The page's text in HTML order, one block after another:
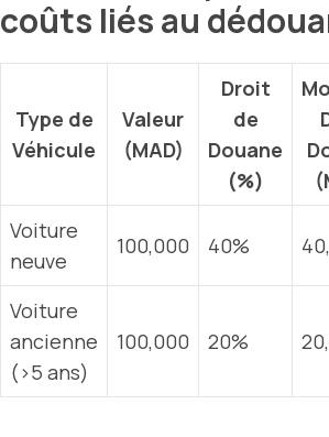
coûts liés au
Type de
Véhicule
Valeur
(MAD)
Droit
de
Douane
(%)
Voiture
neuve
100,000 40%
Voiture
ancienne
(>5 ans)
100,000 20%